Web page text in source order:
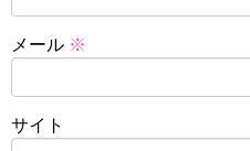
メール ※
サイト